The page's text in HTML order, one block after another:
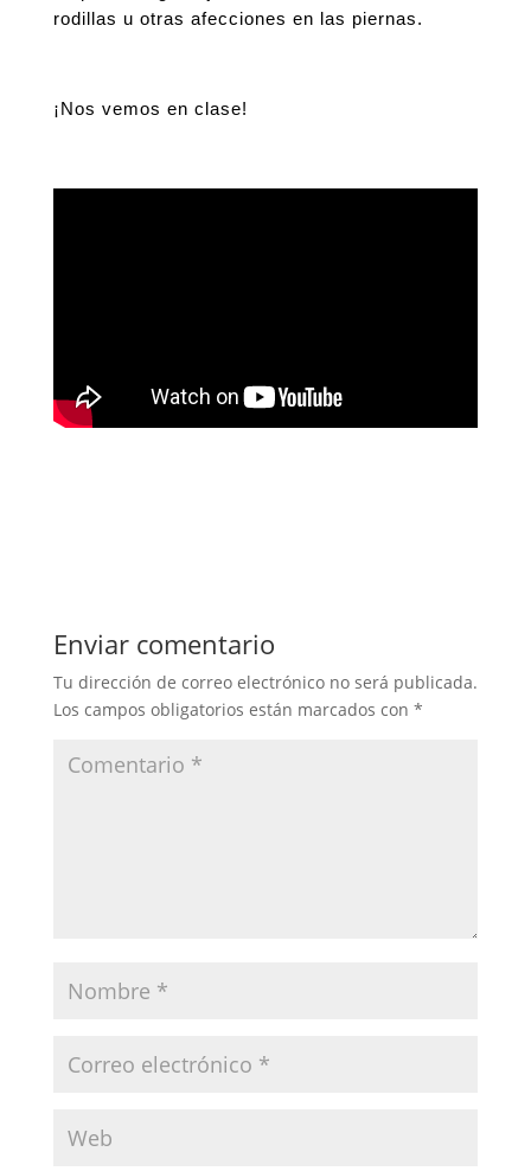
rodillas u otras afecciones en las piernas.
¡Nos vemos en clase!
Enviar comentario
Tu dirección de correo electrónico no será publicada.
Los campos obligatorios están marcados con *